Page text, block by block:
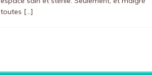
toutes […]